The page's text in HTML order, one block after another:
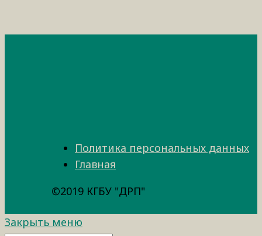
Политика персональных данных
Главная
©2019 КГБУ "ДРП"
Закрыть меню